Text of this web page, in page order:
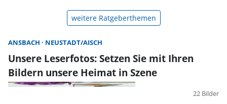
weitere Ratgeberthemen
ANSBACH NEUSTADT/AISCH
Unsere Leserfotos: Setzen Sie mit Ihren
Bildern unsere Heimat in Szene
22 Bilder